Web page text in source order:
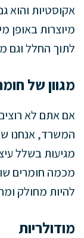
אקוסטיות והוא
מיוצרות באופן
לתוך החלל וגם
מגוון של
אם אתם לא
המשרד, אנחנו
מגיעות בשלל
מכמה חומרים
להיות מחולק
מודולריות